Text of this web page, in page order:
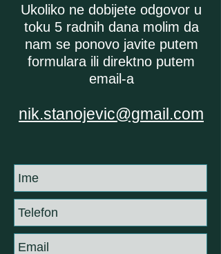
Ukoliko ne dobijete odgovor u
toku 5 radnih dana molim da
nam se ponovo javite putem
formulara ili direktno putem
email-a
nik.stanojevic@gmail.com